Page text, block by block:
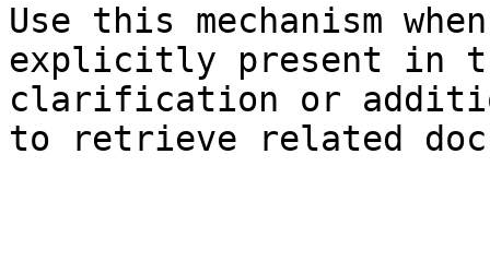
Use this mechanism
explicitly present in
clarification or